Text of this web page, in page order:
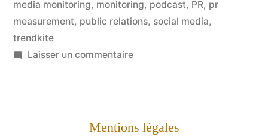
#8
–
Comment
des
media monitoring, monitoring, podcast, PR, pr
measurement, public relations, social media,
trendkite
Laisser un commentairesur
Mentions légales